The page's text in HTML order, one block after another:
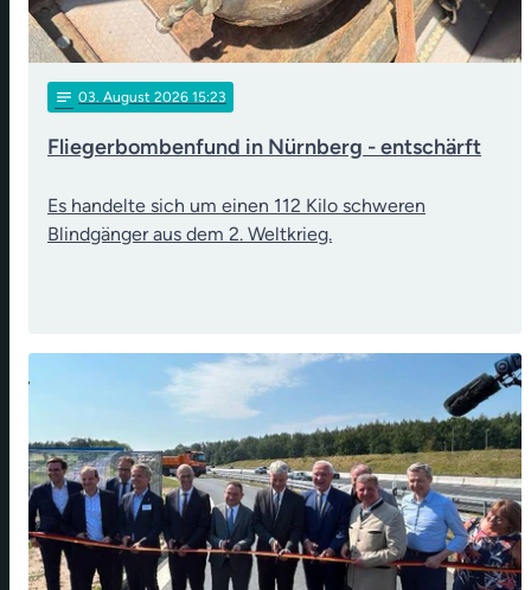
notes 03 . August 2026 15:23
Fliegerbombenfund in Nürnberg - entschärft
Es handelte sich um einen 112 Kilo schweren
Blindgänger aus dem 2. Weltkrieg.